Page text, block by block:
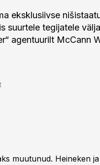
eksklusiivse
suurtele tegijatele
agentuurilt McCann
muutunud. Heineken